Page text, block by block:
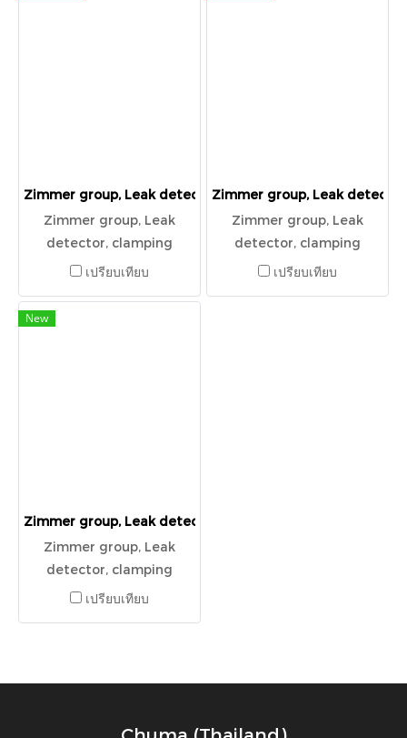
Zimmer group, Leak detector, clamping element
Zimmer group, Leak
detector, clamping
element pneumatic,
เปรียบเทียบ
Zimmer group, Leak
Zimmer group, Leak
detector, clamping
element pneumatic,
เปรียบเทียบ
New
Zimmer group, Leak detector, clamping element
Zimmer group, Leak
detector, clamping
element pneumatic,
เปรียบเทียบ